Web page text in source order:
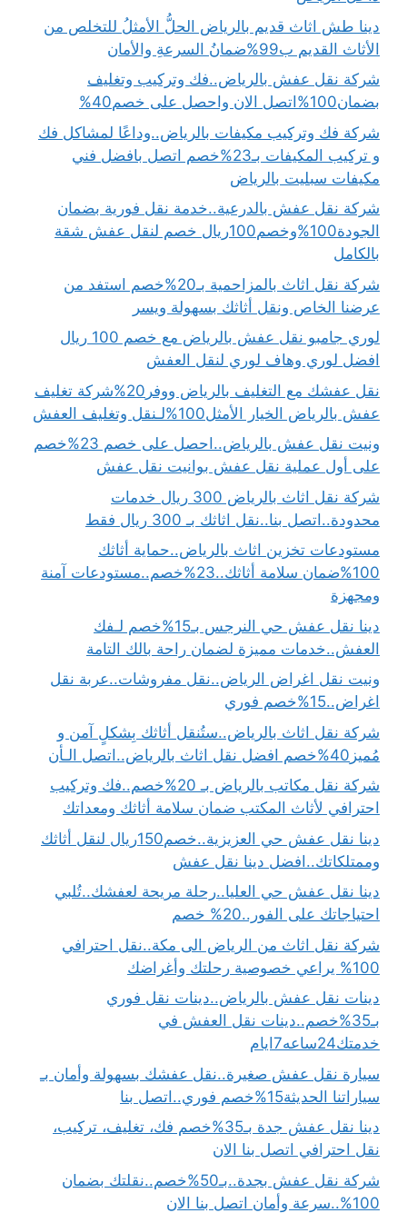
دينا طش اثاث قديم بالرياض الحلُّ الأمثلُ للتخلص من
الأثاث القديم ب99%ضمانُ السرعةِ والأمان
شركة نقل عفش بالرياض..فك وتركيب وتغليف
بضمان100%اتصل الان واحصل على خصم40%
شركة فك وتركيب مكيفات بالرياض..وداعًا لمشاكل فك
و تركيب المكيفات بـ23%خصم اتصل بافضل فني
مكيفات سبليت بالرياض
شركة نقل عفش بالدرعية..خدمة نقل فورية بضمان
الجودة100%وخصم100ريال خصم لنقل عفش شقة
بالكامل
شركة نقل اثاث بالمزاحمية بـ20%خصم استفد من
عرضنا الخاص ونقل أثاثك بسهولة ويسر
لوري جامبو نقل عفش بالرياض مع خصم 100 ريال
افضل لوري وهاف لوري لنقل العفش
نقل عفشك مع التغليف بالرياض ووفر20%شركة تغليف
عفش بالرياض الخيار الأمثل100%لـنقل وتغليف العفش
ونيت نقل عفش بالرياض..احصل على خصم 23%خصم
على أول عملية نقل عفش بوانيت نقل عفش
شركة نقل اثاث بالرياض 300 ريال خدمات
محدودة..اتصل بنا..نقل اثاثك بـ 300 ريال فقط
مستودعات تخزين اثاث بالرياض..حماية أثاثك
100%ضمان سلامة أثاثك..23%خصم..مستودعات آمنة
ومجهزة
دينا نقل عفش حي النرجس بـ15%خصم لـفك
العفش..خدمات مميزة لضمان راحة بالك التامة
ونيت نقل اغراض الرياض..نقل مفروشات..عربة نقل
اغراض..15%خصم فوري
شركة نقل اثاث بالرياض..ستُنقل أثاثك بِشكلٍ آمن و
مُميز40%خصم افضل نقل اثاث بالرياض..اتصل الـأن
شركة نقل مكاتب بالرياض بـ 20%خصم..فك وتركيب
احترافي لأثاث المكتب ضمان سلامة أثاثك ومعداتك
دينا نقل عفش حي العزيزية..خصم150ريال لنقل أثاثك
وممتلكاتك..افضل دينا نقل عفش
دينا نقل عفش حي العليا..رحلة مريحة لعفشك..تُلبي
احتياجاتك على الفور..20% خصم
شركة نقل اثاث من الرياض الى مكة..نقل احترافي
100% يراعي خصوصية رحلتك وأغراضك
دينات نقل عفش بالرياض..دينات نقل فوري
بـ35%خصم..دينات نقل العفش في
خدمتك24ساعه7ايام
سيارة نقل عفش صغيرة..نقل عفشك بسهولة وأمان بـ
سياراتنا الحديثة15%خصم فوري..اتصل بنا
دينا نقل عفش جدة بـ35%خصم فك، تغليف، تركيب،
نقل احترافي اتصل بنا الان
شركة نقل عفش بجدة..بـ50%خصم..نقلتك بضمان
100%..سرعة وأمان اتصل بنا الان